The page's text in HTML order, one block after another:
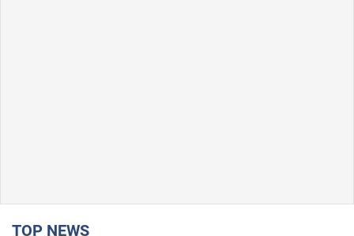
TOP NEWS